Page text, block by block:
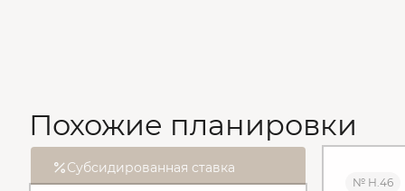
Похожие планировки
Субсидированная ставка
№ Н.46